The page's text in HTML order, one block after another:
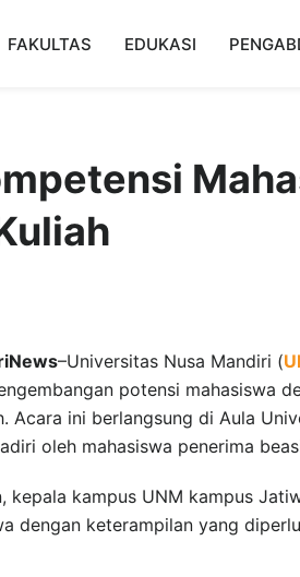
FAKULTAS EDUKASI
–Universitas Nusa Mandiri (
potensi mahasiswa
Acara ini berlangsung di Aula
oleh mahasiswa penerima
kepala kampus UNM kampus
dengan keterampilan yang